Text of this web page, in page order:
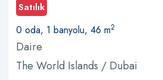
Satılık
0 oda, 1 banyolu, 46 m2
Daire
The World Islands / Dubai